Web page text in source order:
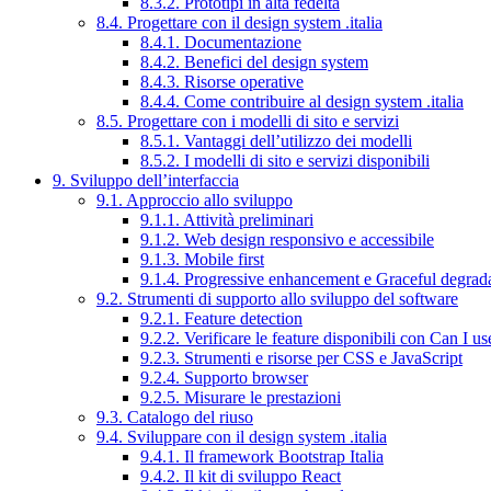
8.4. Progettare con il design system .italia
8.4.1. Documentazione
8.4.2. Benefici del design system
8.4.3. Risorse operative
8.4.4. Come contribuire al design system .italia
8.5. Progettare con i modelli di sito e servizi
8.5.1. Vantaggi dell’utilizzo dei modelli
8.5.2. I modelli di sito e servizi disponibili
9. Sviluppo dell’interfaccia
9.1. Approccio allo sviluppo
9.1.1. Attività preliminari
9.1.2. Web design responsivo e accessibile
9.1.3. Mobile first
9.1.4. Progressive enhancement e Graceful
9.2. Strumenti di supporto allo sviluppo del software
9.2.1. Feature detection
9.2.2. Verificare le feature disponibili con Can I
9.2.3. Strumenti e risorse per CSS e JavaScript
9.2.4. Supporto browser
9.2.5. Misurare le prestazioni
9.3. Catalogo del riuso
9.4. Sviluppare con il design system .italia
9.4.1. Il framework Bootstrap Italia
9.4.2. Il kit di sviluppo React